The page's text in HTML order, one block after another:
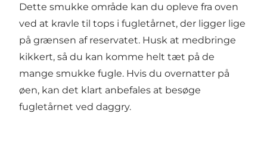
Dette smukke område kan du opleve fra oven
ved at kravle til tops i fugletårnet, der ligger lige
på grænsen af reservatet. Husk at medbringe
kikkert, så du kan komme helt tæt på de
mange smukke fugle. Hvis du overnatter på
øen, kan det klart anbefales at besøge
fugletårnet ved daggry.